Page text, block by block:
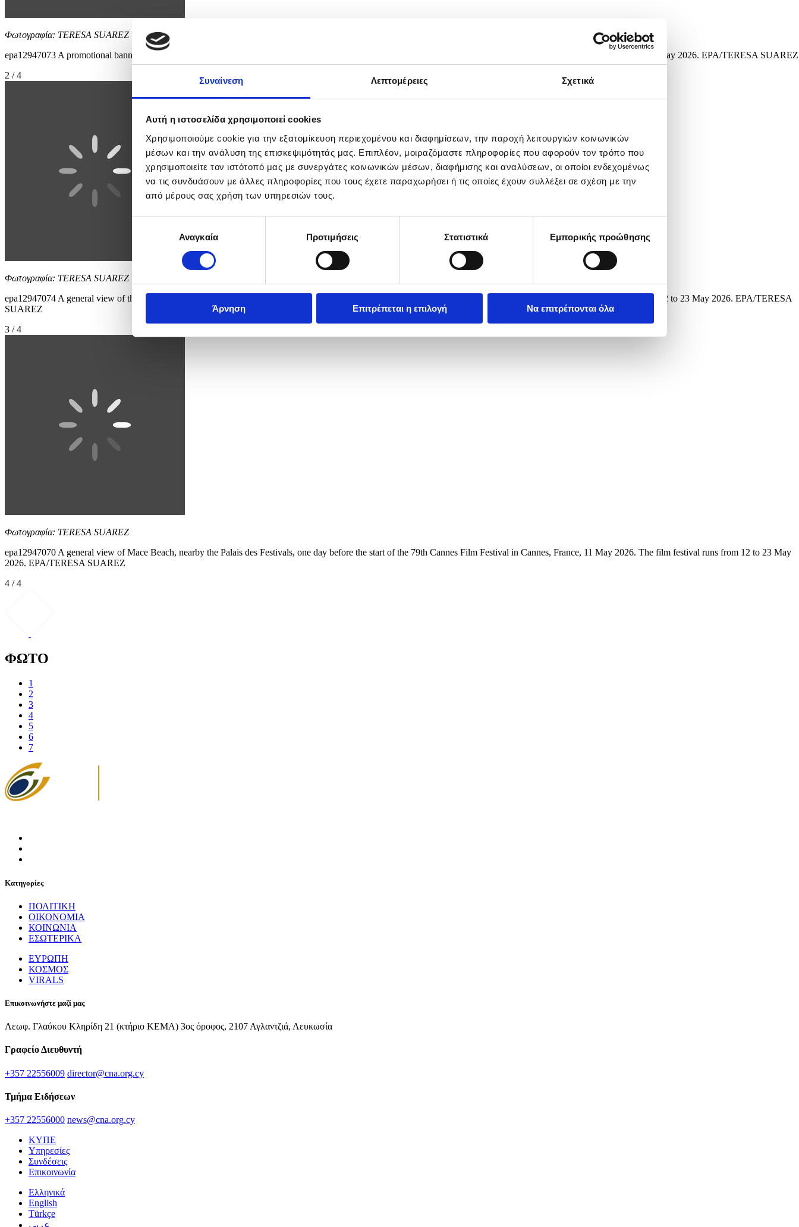
Συναίνεση Λεπτομέρειες Σχετικά
Αυτή η ιστοσελίδα χρησιμοποιεί cookies
Χρησιμοποιούμε cookie για την εξατομίκευση περιεχομένου και διαφημίσεων, την παροχή λειτουργιών κοινωνικών
μέσων και την ανάλυση της επισκεψιμότητάς μας. Επιπλέον, μοιραζόμαστε πληροφορίες που αφορούν τον τρόπο που
χρησιμοποιείτε τον ιστότοπό μας με συνεργάτες κοινωνικών μέσων, διαφήμισης και αναλύσεων, οι οποίοι ενδεχομένως
να τις συνδυάσουν με άλλες πληροφορίες που τους έχετε παραχωρήσει ή τις οποίες έχουν συλλέξει σε σχέση με την
από μέρους σας χρήση των υπηρεσιών τους.
συγκατάθεσηςΑναγκαία Προτιμήσεις Στατιστικά Εμπορικής προώθησης
Άρνηση Επιτρέπεται η επιλογή Να επιτρέπονται όλα
Φωτογραφία: TERESA SUAREZ
epa12947073 A promotional banner featuring the poster for the 79th edition of the Cannes Film Festival in Cannes, France, 11 May 2026. The film festival runs from 12 to 23 May 2026. EPA/TERESA SUAREZ
2 / 4
Φωτογραφία: TERESA SUAREZ
epa12947074 A general view of the Palais des Festivals one day before the start of the 79th Cannes Film Festival in Cannes, France, 11 May 2026. The film festival runs from 12 to 23 May 2026. EPA/TERESA
SUAREZ
3 / 4
Φωτογραφία: TERESA SUAREZ
epa12947070 A general view of Mace Beach, nearby the Palais des Festivals, one day before the start of the 79th Cannes Film Festival in Cannes, France, 11 May 2026. The film festival runs from 12 to 23 May
2026. EPA/TERESA SUAREZ
4 / 4
ΦΩΤΟ
1
2
3
4
5
6
7
Κατηγορίες
ΠΟΛΙΤΙΚΗ
ΟΙΚΟΝΟΜΙΑ
ΚΟΙΝΩΝΙΑ
ΕΣΩΤΕΡΙΚΑ
ΕΥΡΩΠΗ
ΚΟΣΜΟΣ
VIRALS
Επικοινωνήστε μαζί μας
Λεωφ. Γλαύκου Κληρίδη 21 (κτήριο ΚΕΜΑ) 3ος όροφος, 2107 Αγλαντζιά, Λευκωσία
Γραφείο Διευθυντή
+357 22556009 director@cna.org.cy
Τμήμα Ειδήσεων
+357 22556000 news@cna.org.cy
ΚΥΠΕ
Υπηρεσίες
Συνδέσεις
Επικοινωνία
Ελληνικά
English
Türkçe